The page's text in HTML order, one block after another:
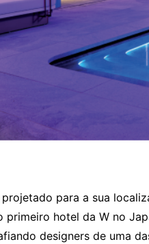
para a sua
primeiro hotel da W no
designers de uma